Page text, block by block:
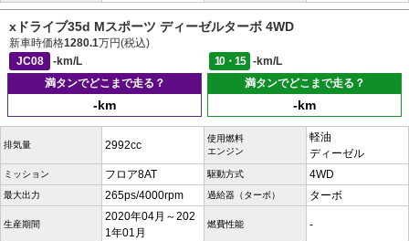
xドライブ35d Mスポーツ ディーゼルターボ 4WD
新車時価格1280.1万円(税込)
JC08
-km/L 10・15
-km/L
満タンでどこまで走る？
-km
満タンでどこまで走る？
-km
排気量 2992cc
使用燃料
エンジン
軽油
ディーゼル
ミッション フロア8AT 駆動方式 4WD
最大出力 265ps/4000rpm 過給器（ターボ） ターボ
生産期間
2020年04月～202
1年01月
燃費性能 -